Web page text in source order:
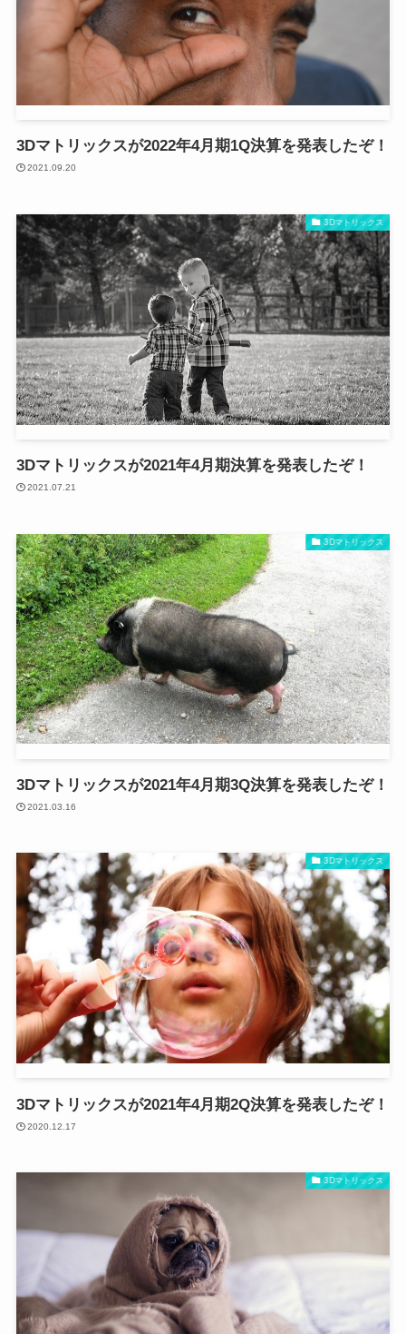
3Dマトリックスが2022年4月期1Q決算を発表したぞ！
2021.09.20
3Dマトリックス
3Dマトリックスが2021年4月期決算を発表したぞ！
2021.07.21
3Dマトリックス
3Dマトリックスが2021年4月期3Q決算を発表したぞ！
2021.03.16
3Dマトリックス
3Dマトリックスが2021年4月期2Q決算を発表したぞ！
2020.12.17
3Dマトリックス